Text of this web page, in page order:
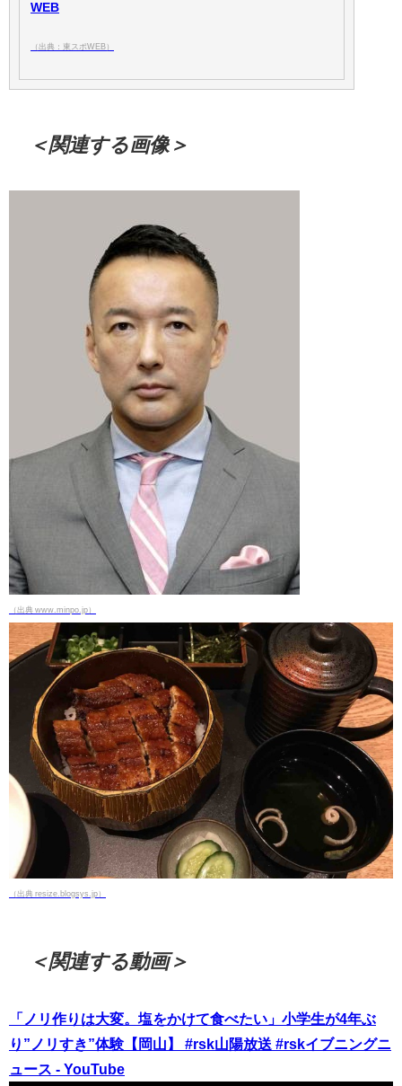
WEB
（出典：東スポWEB）
＜関連する画像＞
（出典 www.minpo.jp）
（出典 resize.blogsys.jp）
＜関連する動画＞
「ノリ作りは大変。塩をかけて食べたい」小学生が4年ぶ
り”ノリすき”体験【岡山】 #rsk山陽放送 #rskイブニングニ
ュース - YouTube